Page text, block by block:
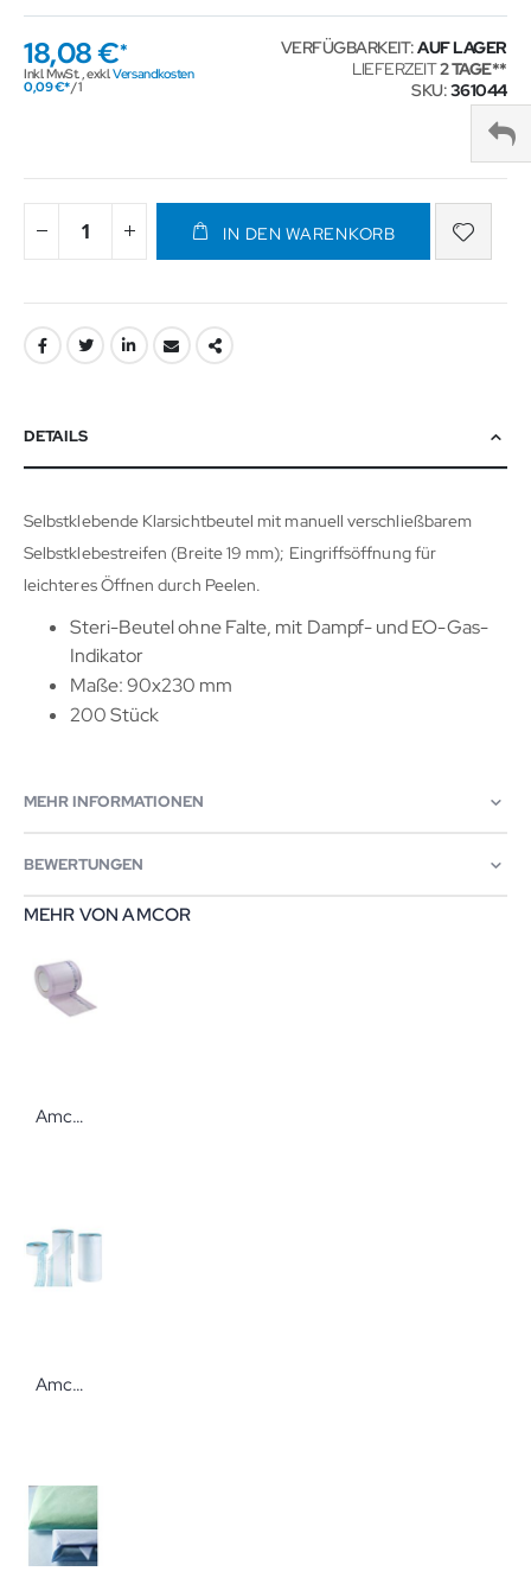
18,08 €
Inkl. MwSt.,exkl.Versandkosten
0,09 € / 1
VERFÜGBARKEIT:AUF LAGER
LIEFERZEIT2 TAGE
SKU 361044
IN DEN WARENKORB
DETAILS
Selbstklebende Klarsichtbeutel mit manuell verschließbarem
Selbstklebestreifen (Breite 19 mm); Eingriffsöffnung für
leichteres Öffnen durch Peelen.
Steri-Beutel ohne Falte, mit Dampf- und EO-Gas-
Indikator
Maße: 90x230 mm
200 Stück
MEHR INFORMATIONEN
BEWERTUNGEN
MEHR VON AMCOR
Amcor Sterilisationsrollen mit Falte für Autoklav Sterilisierverpackung von Amcor
Amcor Autoclav Klarsichtrolle mit Falte 75 mm x 100 m